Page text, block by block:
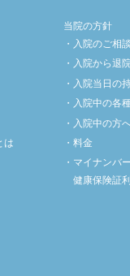
は
当院の方針
入院のご相談
入院から退
入院当日の
入院中の各
入院中の方
料金
マイナンバ
健康保険証